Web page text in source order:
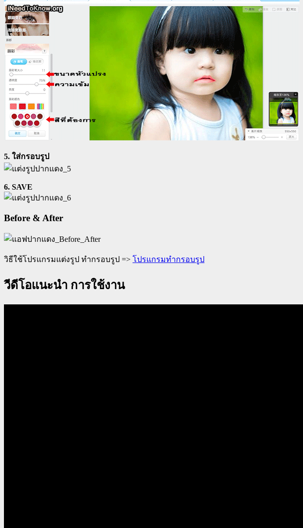
5. ใส่กรอบรูป
6. SAVE
Before & After
วิธีใช้โปรแกรมแต่งรูป ทำกรอบรูป => โปรแกรมทำกรอบรูป
วีดีโอแนะนำ การใช้งาน